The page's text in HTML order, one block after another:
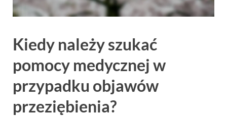
Kiedy należy szukać
pomocy medycznej w
przypadku objawów
przeziębienia?